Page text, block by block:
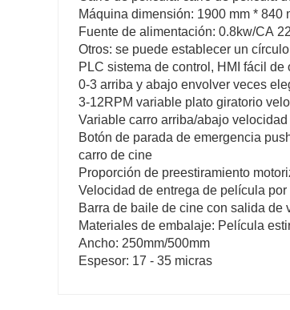
Máquina dimensión: 1900 mm * 840
Fuente de alimentación: 0.8kw/CA
Otros: se puede establecer un
PLC sistema de control, HMI fácil de
0-3 arriba y abajo envolver veces
3-12RPM variable plato giratorio
Variable carro arriba/abajo velocidad
Botón de parada de emergencia
carro de cine
Proporción de preestiramiento
Velocidad de entrega de película
Barra de baile de cine con salida de
Materiales de embalaje: Película
Ancho: 250mm/500mm
Espesor: 17 - 35 micras